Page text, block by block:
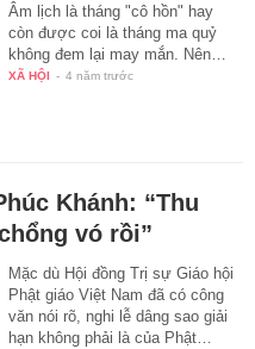
Âm lịch là tháng "cô hồn" hay
còn được coi là tháng ma quỷ
không đem lại may mắn. Nên…
XÃ HỘI - 4 năm trước
Khánh: “Thu
vó rồi”
Mặc dù Hội đồng Trị sự Giáo hội
Phật giáo Việt Nam đã có công
văn nói rõ, nghi lễ dâng sao giải
hạn không phải là của Phật…